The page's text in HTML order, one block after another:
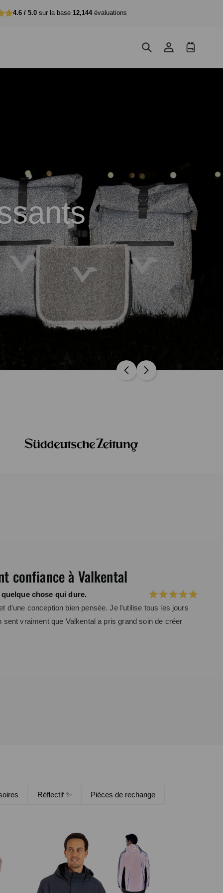
4.6 / 5.0sur la base 12,144évaluations
connecter
Panier
d'achat
confiance à Valkental
chose qui dure.
d'une conception bien pensée. Je l'utilise tous les jours
vraiment que Valkental a pris grand soin de créer
Réflectif ✨ Pièces de rechange